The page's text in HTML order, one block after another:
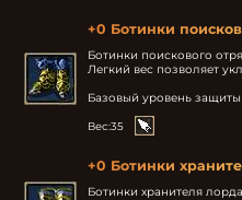
+0 Ботинки
Ботинки поискового
Легкий вес позволяет
Базовый уровень защиты
Вес:35
+0 Ботинки
Ботинки хранителя